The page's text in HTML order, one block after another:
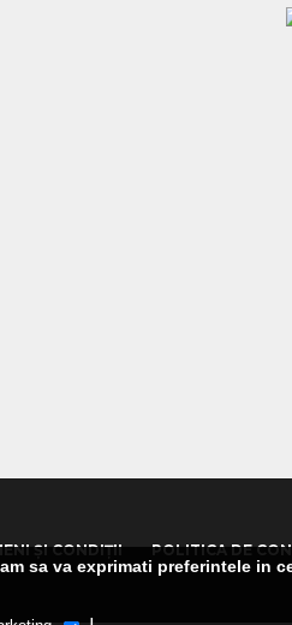
ȘI CONDIȚII POLITICA DE
sa va exprimati preferintele in